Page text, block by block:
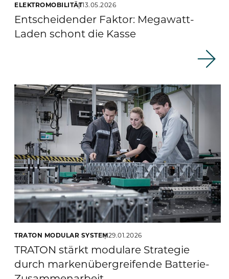
ELEKTROMOBILITÄT13.05.2026
Entscheidender Faktor: Megawatt-
Laden schont die Kasse
TRATON MODULAR SYSTEM29.01.2026
TRATON stärkt modulare Strategie
durch markenübergreifende Batterie-